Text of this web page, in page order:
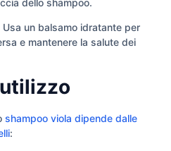
Usa un balsamo idratante per
e mantenere la salute dei
shampoo viola dipende dalle
: